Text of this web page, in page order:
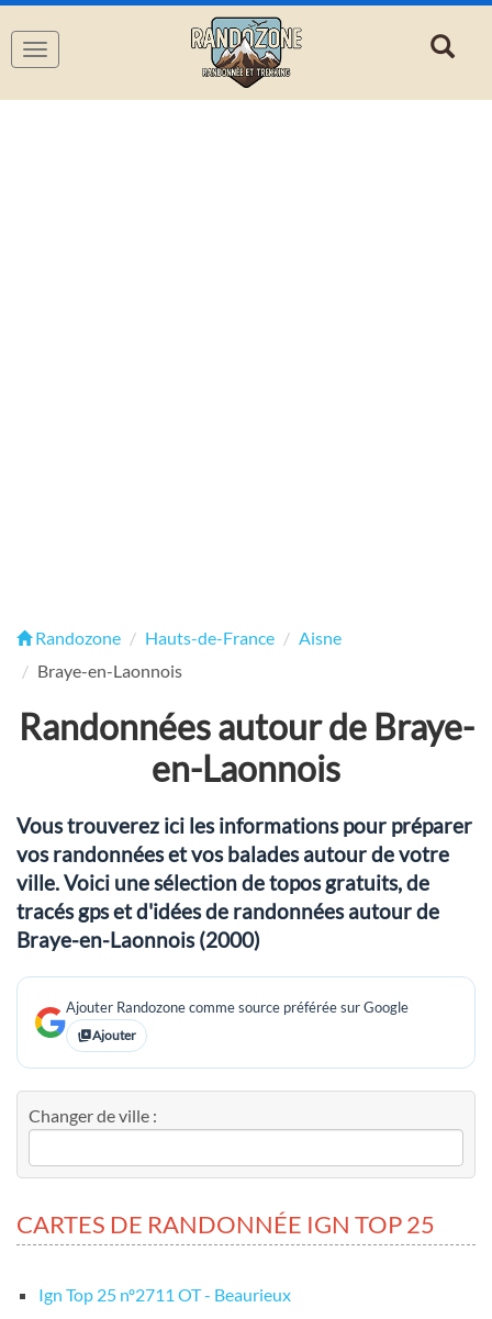
Navigation
Randozone Hauts-de-France
Aisne
Braye-en-Laonnois
Randonnées autour de Braye-
en-Laonnois
Vous trouverez ici les informations pour préparer
vos randonnées et vos balades autour de votre
ville. Voici une sélection de topos gratuits, de
tracés gps et d'idées de randonnées autour de
Braye-en-Laonnois (2000)
Ajouter Randozone comme source préférée sur Google
Ajouter
Changer de ville :
CARTES DE RANDONNÉE IGN TOP 25
Ign Top 25 nº2711 OT - Beaurieux